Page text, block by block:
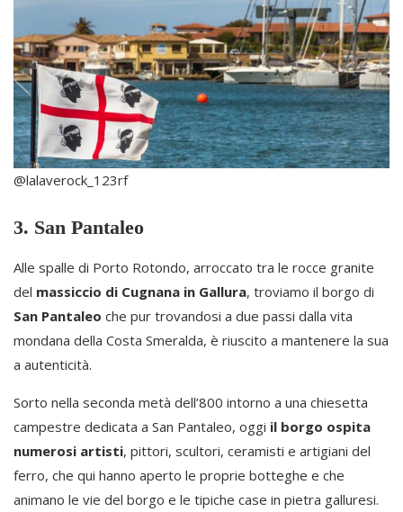
@lalaverock_123rf
3. San Pantaleo
Alle spalle di Porto Rotondo, arroccato tra le rocce granite
del massiccio di Cugnana in Gallura, troviamo il borgo di
San Pantaleo che pur trovandosi a due passi dalla vita
mondana della Costa Smeralda, è riuscito a mantenere la sua
a autenticità.
Sorto nella seconda metà dell’800 intorno a una chiesetta
campestre dedicata a San Pantaleo, oggi il borgo ospita
numerosi artisti, pittori, scultori, ceramisti e artigiani del
ferro, che qui hanno aperto le proprie botteghe e che
animano le vie del borgo e le tipiche case in pietra galluresi.